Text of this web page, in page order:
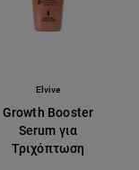
Elvive
Growth Booster
Serum για
Τριχόπτωση